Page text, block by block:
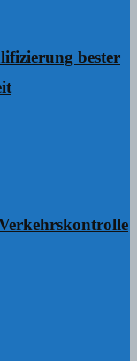
bester